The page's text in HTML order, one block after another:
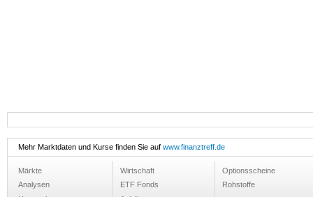
Mehr Marktdaten und Kurse finden Sie auf www.finanztreff.de
Märkte
Analysen
Wirtschaft
ETF Fonds
Optionsscheine
Rohstoffe